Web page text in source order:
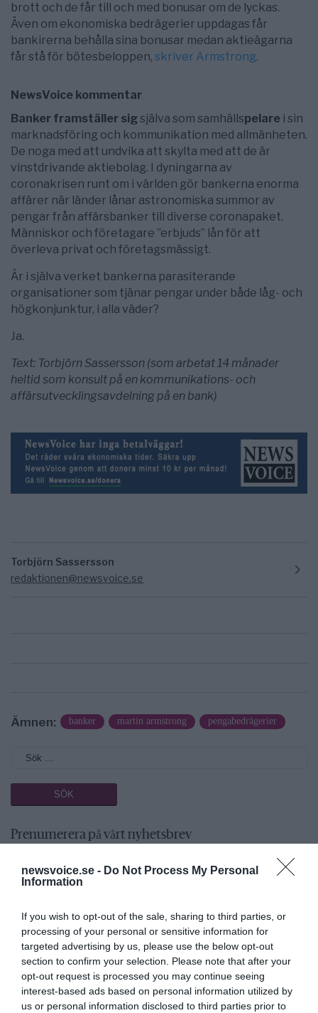
newsvoice.se - Do Not Process My Personal
Information
If you wish to opt-out of the sale, sharing to third parties, or
processing of your personal or sensitive information for
targeted advertising by us, please use the below opt-out
section to confirm your selection. Please note that after your
opt-out request is processed you may continue seeing
interest-based ads based on personal information utilized by
us or personal information disclosed to third parties prior to
brott och de får till och med bonusar om de lyckas.
Även om ekonomiska bedrägerier uppdagas får
bankirerna behålla sina bonusar medan aktieägarna
får stå för bötesbeloppen, skriver Armstrong.
NewsVoice kommentar
Banker framställer sigsjälva som samhällspelare i sin
marknadsföring och kommunikation med allmänheten.
De noga med att undvika att skylta med att de är
vinstdrivande aktiebolag. I dyningarna av
coronakrisen runt om i världen gör bankerna enorma
affärer när länder lånar astronomiska summor av
pengar från affärsbanker till diverse coronapaket.
Människor och företagare ”erbjuds” lån för att
överleva privat och företagsmässigt.
Är i själva verket bankerna parasiterande
organisationer som tjänar pengar under både låg- och
högkonjunktur, i alla väder?
Ja.
Text: Torbjörn Sassersson (som arbetat 14 månader
heltid som konsult på en kommunikations- och
affärsutvecklingsavdelning på en bank)
Torbjörn Sassersson
redaktionen@newsvoice.se
Ämnen: banker martin armstrong pengabedrägerier
Prenumerera på vårt nyhetsbrev
Få NewsVoice nyhets-mail